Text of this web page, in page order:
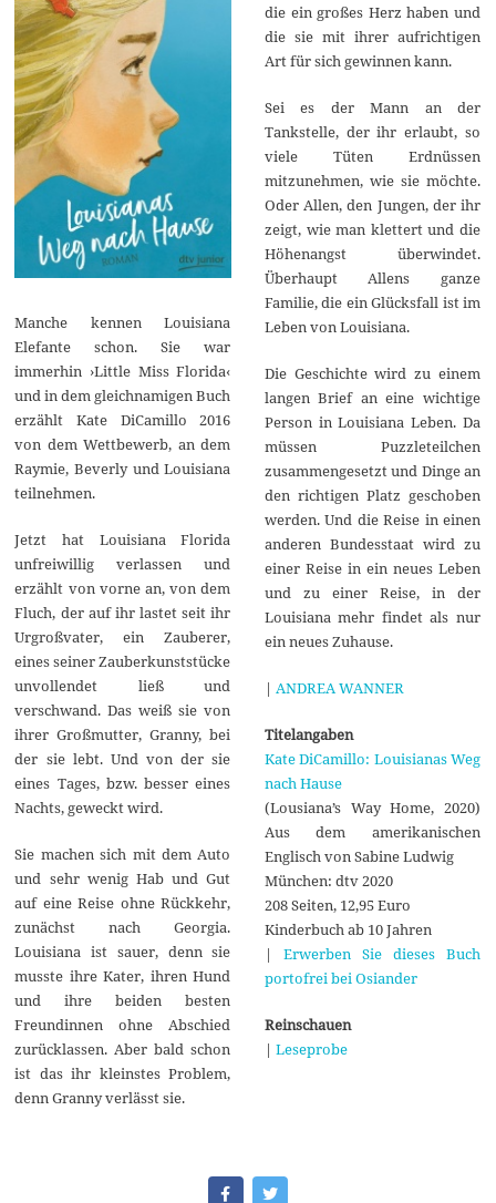
Manche kennen Louisiana
Elefante schon. Sie war
immerhin ›Little Miss Florida‹
und in dem gleichnamigen Buch
erzählt Kate DiCamillo 2016
von dem Wettbewerb, an dem
Raymie, Beverly und Louisiana
teilnehmen.
Jetzt hat Louisiana Florida
unfreiwillig verlassen und
erzählt von vorne an, von dem
Fluch, der auf ihr lastet seit ihr
Urgroßvater, ein Zauberer,
eines seiner Zauberkunststücke
unvollendet ließ und
verschwand. Das weiß sie von
ihrer Großmutter, Granny, bei
der sie lebt. Und von der sie
eines Tages, bzw. besser eines
Nachts, geweckt wird.
Sie machen sich mit dem Auto
und sehr wenig Hab und Gut
auf eine Reise ohne Rückkehr,
zunächst nach Georgia.
Louisiana ist sauer, denn sie
musste ihre Kater, ihren Hund
und ihre beiden besten
Freundinnen ohne Abschied
zurücklassen. Aber bald schon
ist das ihr kleinstes Problem,
denn Granny verlässt sie.
die ein großes Herz haben und
die sie mit ihrer aufrichtigen
Art für sich gewinnen kann.
Sei es der Mann an der
Tankstelle, der ihr erlaubt, so
viele Tüten Erdnüssen
mitzunehmen, wie sie möchte.
Oder Allen, den Jungen, der ihr
zeigt, wie man klettert und die
Höhenangst überwindet.
Überhaupt Allens ganze
Familie, die ein Glücksfall ist im
Leben von Louisiana.
Die Geschichte wird zu einem
langen Brief an eine wichtige
Person in Louisiana Leben. Da
müssen Puzzleteilchen
zusammengesetzt und Dinge an
den richtigen Platz geschoben
werden. Und die Reise in einen
anderen Bundesstaat wird zu
einer Reise in ein neues Leben
und zu einer Reise, in der
Louisiana mehr findet als nur
ein neues Zuhause.
| ANDREA WANNER
Titelangaben
Kate DiCamillo: Louisianas Weg
nach Hause
(Lousiana’s Way Home, 2020)
Aus dem amerikanischen
Englisch von Sabine Ludwig
München: dtv 2020
208 Seiten, 12,95 Euro
Kinderbuch ab 10 Jahren
| Erwerben Sie dieses Buch
portofrei bei Osiander
Reinschauen
| Leseprobe